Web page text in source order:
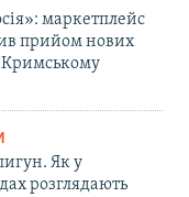
маркетплейс
прийом нових
Кримському
Як у
розглядають